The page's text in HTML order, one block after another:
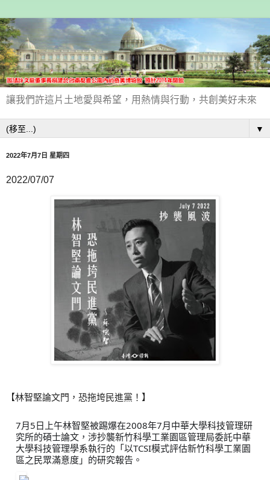
讓我們許這片土地愛與希望，用熱情與行動，共創美好未來
▼
2022年7月7日 星期四
2022/07/07
【林智堅論文門，恐拖垮民進黨！】
7月5日上午林智堅被踢爆在2008年7月中華大學科技管理研
究所的碩士論文，涉抄襲新竹科學工業園區管理局委託中華
大學科技管理學系執行的「以TCSI模式評估新竹科學工業園
區之民眾滿意度」的研究報告。